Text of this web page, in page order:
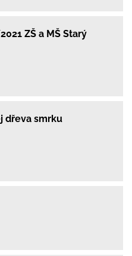
ZŠ a MŠ Starý
dřeva smrku